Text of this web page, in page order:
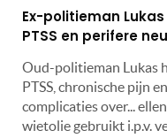
Ex-politieman
PTSS en perifere
Oud-politieman Lukas
PTSS, chronische pijn
complicaties over...
wietolie gebruikt i.p.v.